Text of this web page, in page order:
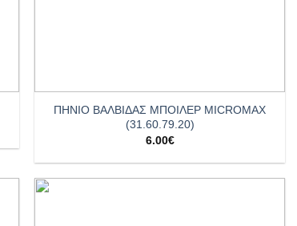
ΠΗΝΙΟ ΒΑΛΒΙΔΑΣ ΜΠΟΙΛΕΡ MICROMAX
(31.60.79.20)
6.00€